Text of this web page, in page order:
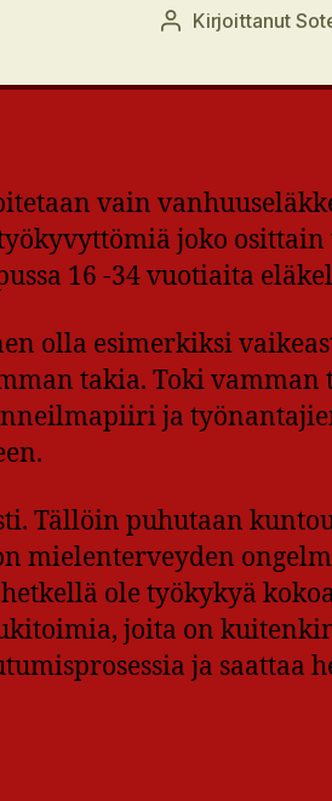
Kirjoittaja
Kirjoittanut
vain
joko
16 -34 vuotiaita
olla esimerkiksi
takia. Toki vamman
ja
Tällöin puhutaan
mielenterveyden
ole työkykyä
joita on
ja saattaa